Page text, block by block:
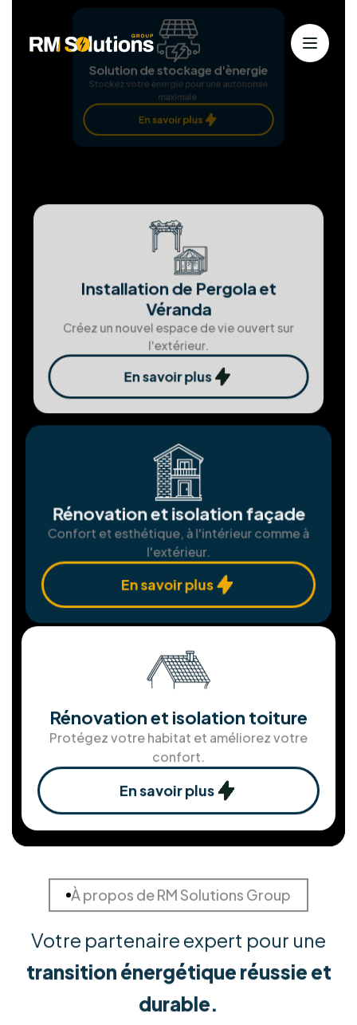
Nos services
une énergie durable
Chez RM Solutions Group, nous exploitons les
énergies renouvelables pour bâtir un avenir
durable. Animés par la passion des solutions
propres et notre dévouement envers nos clients,
nous nous efforçons d'atteindre l'excellence à
chaque étape.
Installation Panneaux
photovoltaïques
Produisez votre propre électricité verte et
économisez.
En savoir plus
Assemblgae et installation de
châssis
Fenêtres et portes sur mesure pour une
isolation parfaite.
En savoir plus
Solution de stockage d'ènergie
Stockez votre énergie pour une autonomie
maximale.
En savoir plus